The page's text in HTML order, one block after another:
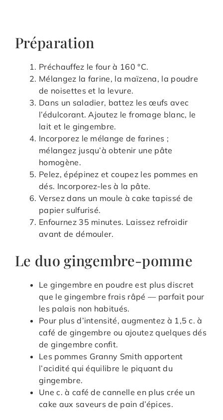
Préparation
Préchauffez le four à 160 °C.
Mélangez la farine, la maïzena, la poudre
de noisettes et la levure.
Dans un saladier, battez les œufs avec
l’édulcorant. Ajoutez le fromage blanc, le
lait et le gingembre.
Incorporez le mélange de farines ;
mélangez jusqu’à obtenir une pâte
homogène.
Pelez, épépinez et coupez les pommes en
dés. Incorporez-les à la pâte.
Versez dans un moule à cake tapissé de
papier sulfurisé.
Enfournez 35 minutes. Laissez refroidir
avant de démouler.
Le duo gingembre-pomme
Le gingembre en poudre est plus discret
que le gingembre frais râpé — parfait pour
les palais non habitués.
Pour plus d’intensité, augmentez à 1,5 c. à
café de gingembre ou ajoutez quelques dés
de gingembre confit.
Les pommes Granny Smith apportent
l’acidité qui équilibre le piquant du
gingembre.
Une c. à café de cannelle en plus crée un
cake aux saveurs de pain d’épices.